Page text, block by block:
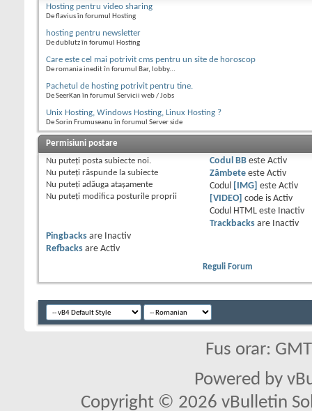
Hosting pentru video sharing
De flavius în forumul Hosting
hosting pentru newsletter
De dublutz în forumul Hosting
Care este cel mai potrivit cms pentru un site de horoscop
De romania inedit în forumul Bar, lobby...
Pachetul de hosting potrivit pentru tine.
De SeerKan în forumul Servicii web / Jobs
Unix Hosting, Windows Hosting, Linux Hosting ?
De Sorin Frumuseanu în forumul Server side
Permisiuni postare
Nu puteţi posta subiecte noi.
Nu puteţi răspunde la subiecte
Nu puteţi adăuga ataşamente
Nu puteţi modifica posturile proprii
Codul BBeste Activ
Zâmbeteeste Activ
Codul
[IMG] este Activ
[VIDEO] code is Activ
Codul HTML este
Inactiv
Trackbacksare
Inactiv
Pingbacks are
Inactiv
Refbacks are Activ
Reguli Forum
Fus orar:
Powered by
Copyright © 2026 vBulletin